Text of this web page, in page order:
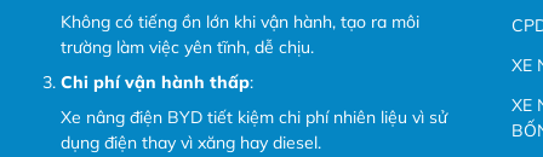
Không có tiếng ồn lớn khi vận hành, tạo ra môi
trường làm việc yên tĩnh, dễ chịu.
Chi phí vận hành thấp:
Xe nâng điện BYD tiết kiệm chi phí nhiên liệu vì sử
dụng điện thay vì xăng hay diesel.
XE
XE